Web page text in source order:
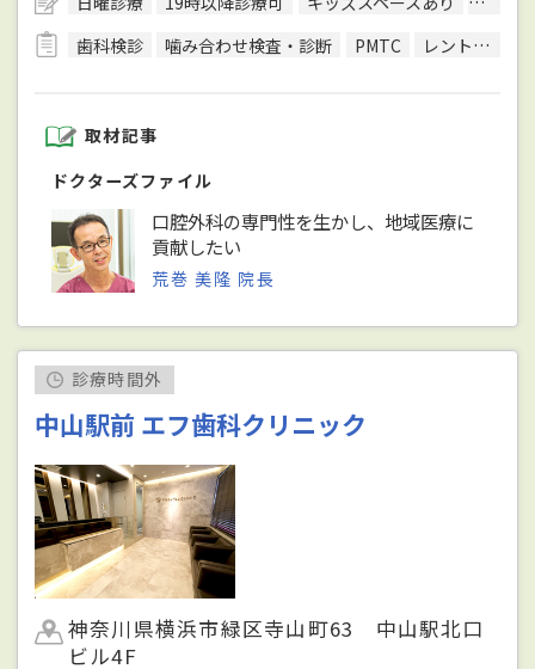
歯科検診
噛み合わせ検査・診断 PMTC レントゲン検査
取材記事
ドクターズファイル
口腔外科の専門性を生かし、地域医療に
貢献したい
荒巻 美隆 院長
診療時間外
中山駅前 エフ歯科クリニック
神奈川県横浜市緑区寺山町63 中山駅北口
ビル4F